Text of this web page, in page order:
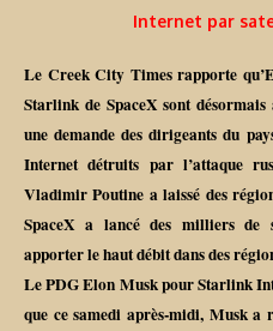
Internet par
Le Creek City Times rapporte
Starlink de SpaceX sont
une demande des dirigeants du
Internet détruits par l’attaque
Vladimir Poutine a laissé des
SpaceX a lancé des milliers de
apporter le haut débit dans des
Le PDG Elon Musk pour Starlink
que ce samedi après-midi, Musk a